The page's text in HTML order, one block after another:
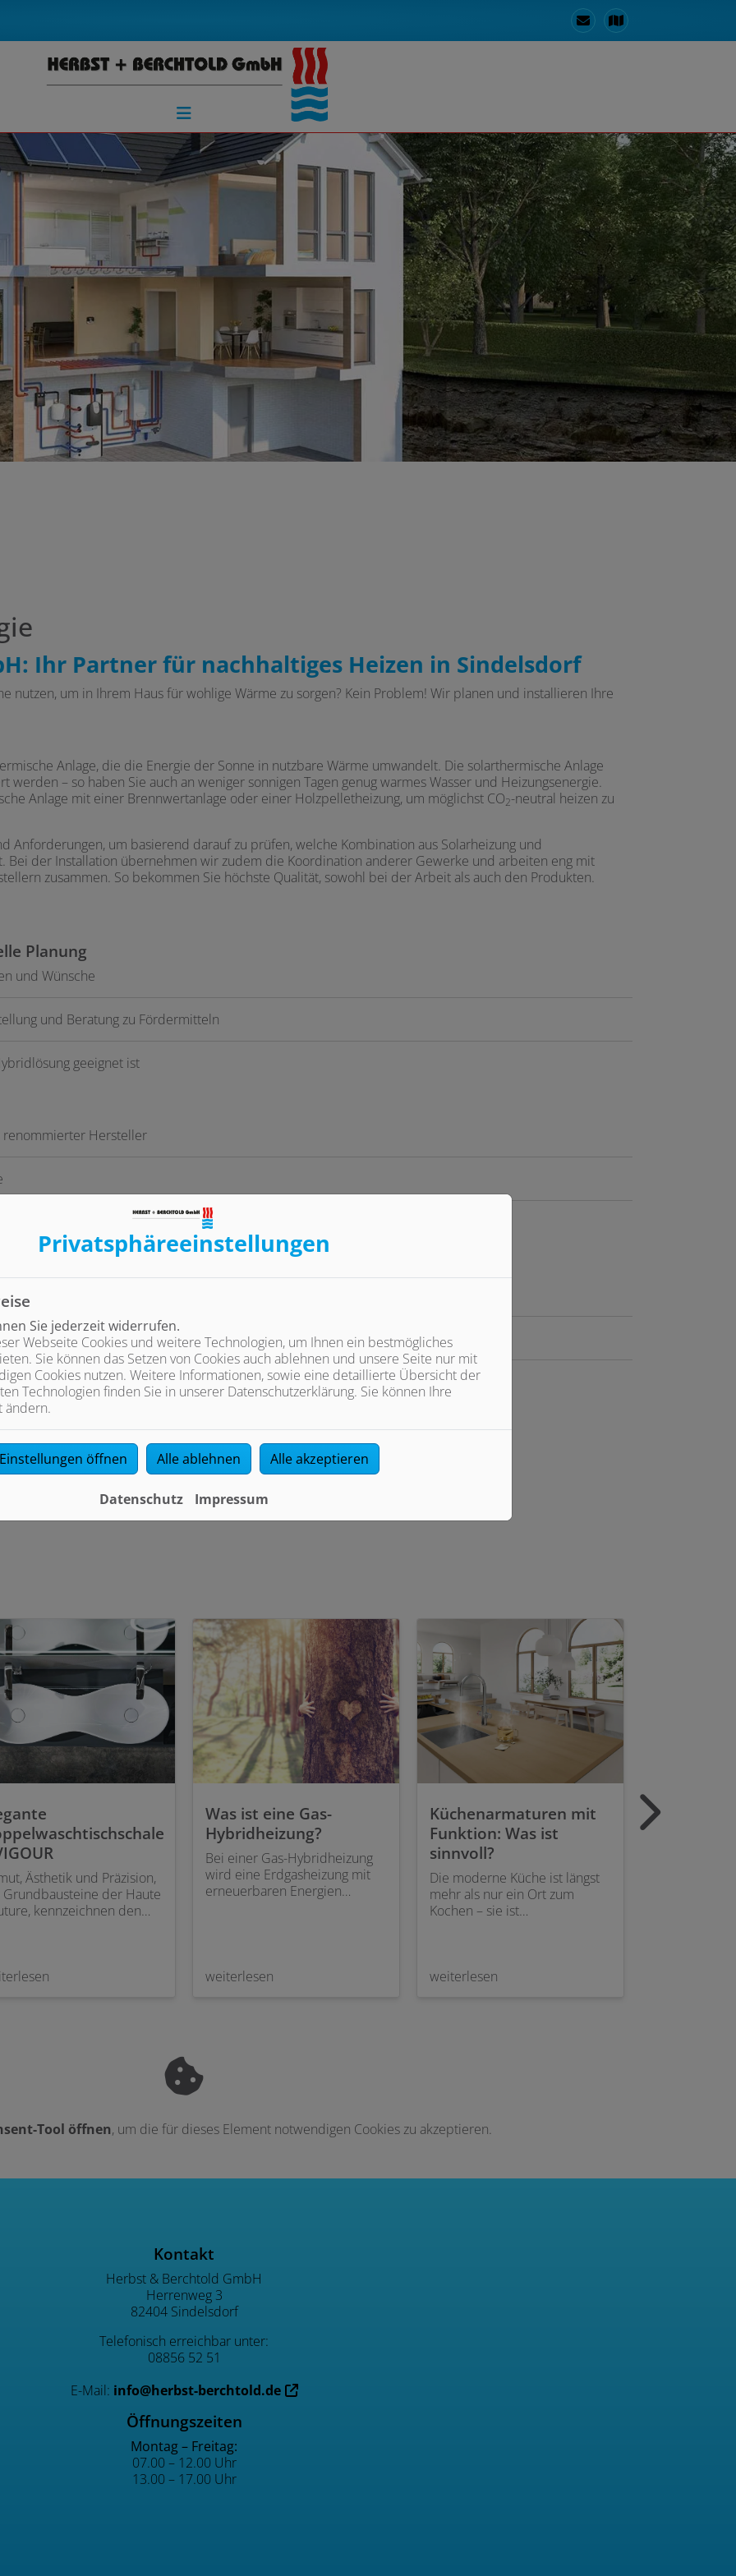
Ihr Partner für nachhaltiges Heizen in Sindelsdorf
nutzen, um in Ihrem Haus für wohlige Wärme zu sorgen? Kein Problem! Wir planen und installieren Ihre
Anlage, die die Energie der Sonne in nutzbare Wärme umwandelt. Die solarthermische Anlage
werden – so haben Sie auch an weniger sonnigen Tagen genug warmes Wasser und Heizungsenergie.
Anlage mit einer Brennwertanlage oder einer Holzpelletheizung, um möglichst CO2-neutral heizen zu
Anforderungen, um basierend darauf zu prüfen, welche Kombination aus Solarheizung und
Bei der Installation übernehmen wir zudem die Koordination anderer Gewerke und arbeiten eng mit
zusammen. So bekommen Sie höchste Qualität, sowohl bei der Arbeit als auch den Produkten.
Planung
und Wünsche
und Beratung zu Fördermitteln
geeignet ist
renommierter Hersteller
Fachpersonal
in vorhandene Heizungssysteme
Arbeiten
Fördermöglichkeiten gibt.
Sie.
Ästhetik und Präzision,
Grundbausteine der Haute
kennzeichnen den
moderne Linien mit
von Eleganz.
Was ist eine Gas-
Hybridheizung?
Bei einer Gas-Hybridheizung
wird eine Erdgasheizung mit
erneuerbaren Energien
sein.
weiterlesen
Küchenarmaturen mit
Funktion: Was ist
sinnvoll?
Die moderne Küche ist längst
mehr als nur ein Ort zum
Kochen – sie ist
also, dass auch die
Filtersysteme.
weiterlesen
Tool öffnen, um die für dieses Element notwendigen Cookies zu akzeptieren.
Kontakt
Herbst & Berchtold GmbH
Herrenweg 3
82404 Sindelsdorf
Telefonisch erreichbar unter:
08856 52 51
E-Mail: info@herbst-berchtold.de
Öffnungszeiten
Montag – Freitag:
07.00 – 12.00 Uhr
13.00 – 17.00 Uhr
Privatsphäre­einstellungen
Sie jederzeit widerrufen.
Webseite Cookies und weitere Technologien, um Ihnen ein bestmögliches
Sie können das Setzen von Cookies auch ablehnen und unsere Seite nur mit
Cookies nutzen. Weitere Informationen, sowie eine detaillierte Übersicht der
Technologien finden Sie in unserer Datenschutzerklärung. Sie können Ihre
ändern.
Einstellungen öffnen Alle ablehnen Alle akzeptieren
Datenschutz Impressum